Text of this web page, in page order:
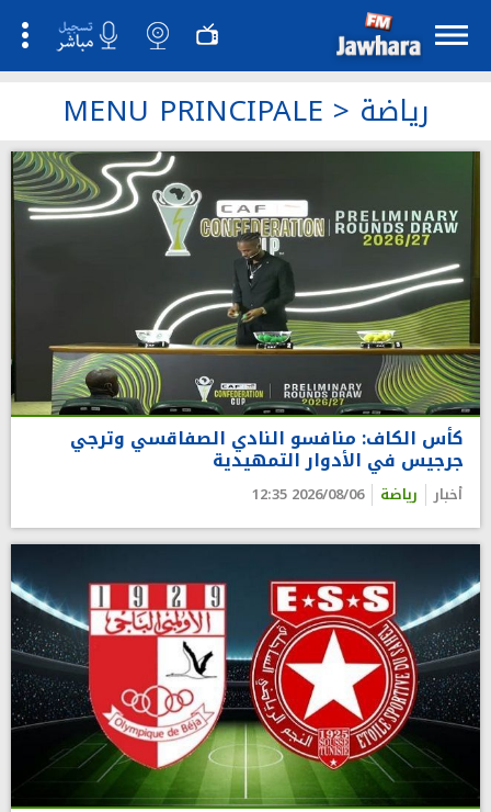
MENU PRINCIPALE > رياضة
كأس الكاف: منافسو النادي الصفاقسي وترجي
جرجيس في الأدوار التمهيدية
أخبار رياضة 2026/08/06 12:35